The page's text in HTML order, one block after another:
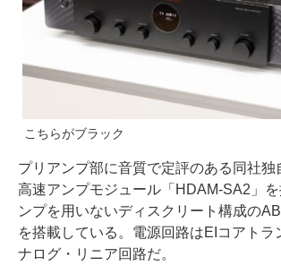
こちらがブラック
プリアンプ部に音質で定評のある同社独
高速アンプモジュール「HDAM-SA2」
ンプを用いないディスクリート構成の
を搭載している。電源回路はEIコアトラ
ナログ・リニア回路だ。